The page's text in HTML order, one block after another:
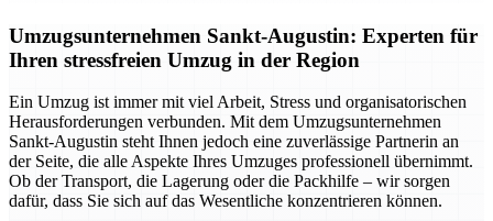
Umzugsunternehmen Sankt-Augustin: Experten für
Ihren stressfreien Umzug in der Region
Ein Umzug ist immer mit viel Arbeit, Stress und organisatorischen
Herausforderungen verbunden. Mit dem Umzugsunternehmen
Sankt-Augustin steht Ihnen jedoch eine zuverlässige Partnerin an
der Seite, die alle Aspekte Ihres Umzuges professionell übernimmt.
Ob der Transport, die Lagerung oder die Packhilfe – wir sorgen
dafür, dass Sie sich auf das Wesentliche konzentrieren können.